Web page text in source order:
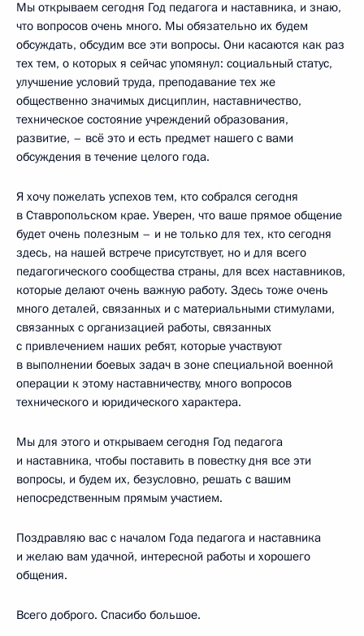
Мы открываем сегодня Год педагога и наставника, и знаю,
что вопросов очень много. Мы обязательно их будем
обсуждать, обсудим все эти вопросы. Они касаются как раз
тех тем, о которых я сейчас упомянул: социальный статус,
улучшение условий труда, преподавание тех же
общественно значимых дисциплин, наставничество,
техническое состояние учреждений образования,
развитие, – всё это и есть предмет нашего с вами
обсуждения в течение целого года.
Я хочу пожелать успехов тем, кто собрался сегодня
в Ставропольском крае. Уверен, что ваше прямое общение
будет очень полезным – и не только для тех, кто сегодня
здесь, на нашей встрече присутствует, но и для всего
педагогического сообщества страны, для всех наставников,
которые делают очень важную работу. Здесь тоже очень
много деталей, связанных и с материальными стимулами,
связанных с организацией работы, связанных
с привлечением наших ребят, которые участвуют
в выполнении боевых задач в зоне специальной военной
операции к этому наставничеству, много вопросов
технического и юридического характера.
Мы для этого и открываем сегодня Год педагога
и наставника, чтобы поставить в повестку дня все эти
вопросы, и будем их, безусловно, решать с вашим
непосредственным прямым участием.
Поздравляю вас с началом Года педагога и наставника
и желаю вам удачной, интересной работы и хорошего
общения.
Всего доброго. Спасибо большое.